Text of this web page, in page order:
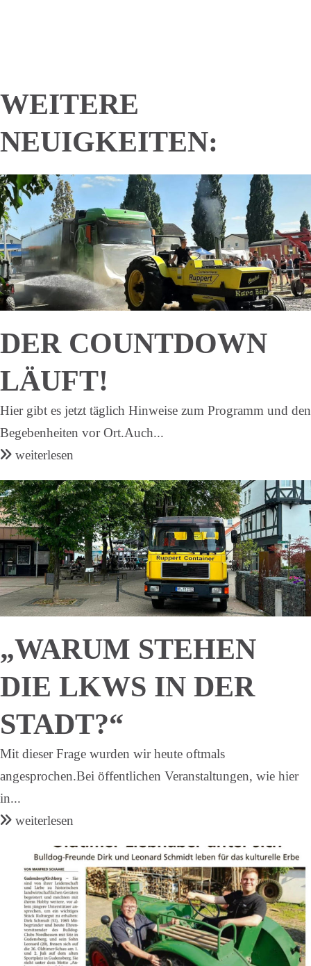
WEITERE
NEUIGKEITEN:
DER COUNTDOWN
LÄUFT!
Hier gibt es jetzt täglich Hinweise zum Programm und den
Begebenheiten vor Ort.Auch...
weiterlesen
„WARUM STEHEN
DIE LKWS IN DER
STADT?“
Mit dieser Frage wurden wir heute oftmals
angesprochen.Bei öffentlichen Veranstaltungen, wie hier
in...
weiterlesen